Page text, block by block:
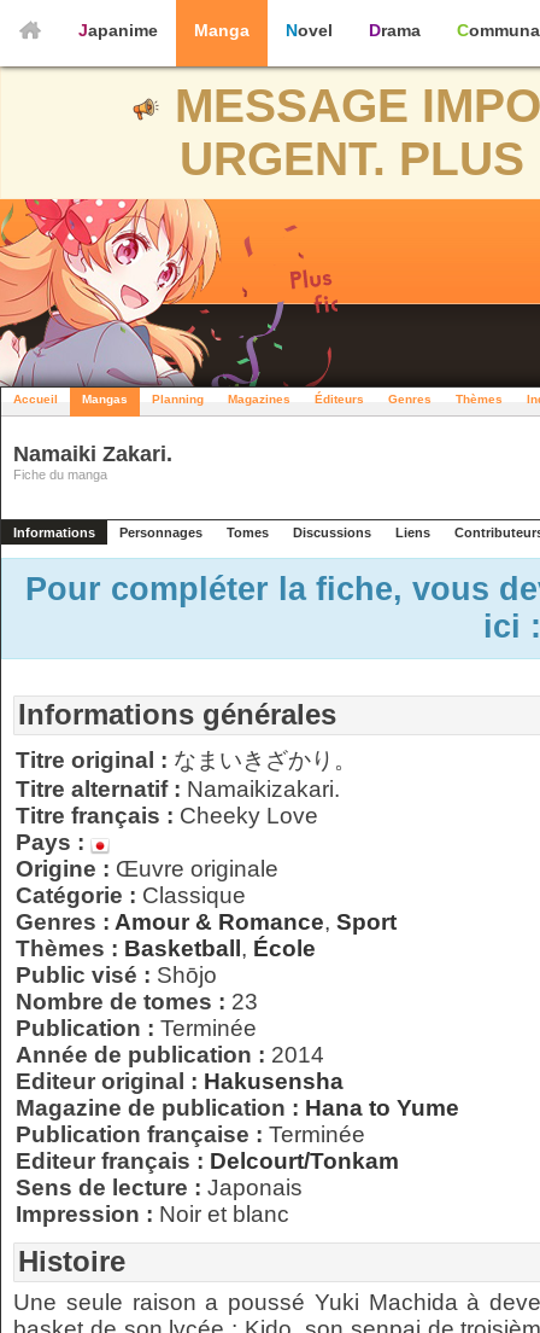
Japanime Manga Novel Drama
MESSAGE
URGENT.
Accueil Mangas Planning Magazines Éditeurs Genres Thèmes
Namaiki Zakari.
Fiche du manga
Informations Personnages Tomes Discussions Liens
Pour compléter la fiche, vous
ici
Informations générales
Titre original : なまいきざかり。
Titre alternatif : Namaikizakari.
Titre français : Cheeky Love
Pays :
Origine : Œuvre originale
Catégorie : Classique
Genres : Amour & Romance, Sport
Thèmes : Basketball , École
Public visé : Shōjo
Nombre de tomes : 23
Publication : Terminée
Année de publication : 2014
Editeur original : Hakusensha
Magazine de publication : Hana to Yume
Publication française : Terminée
Editeur français : Delcourt/Tonkam
Sens de lecture : Japonais
Impression : Noir et blanc
Histoire
Une seule raison a poussé Yuki Machida à